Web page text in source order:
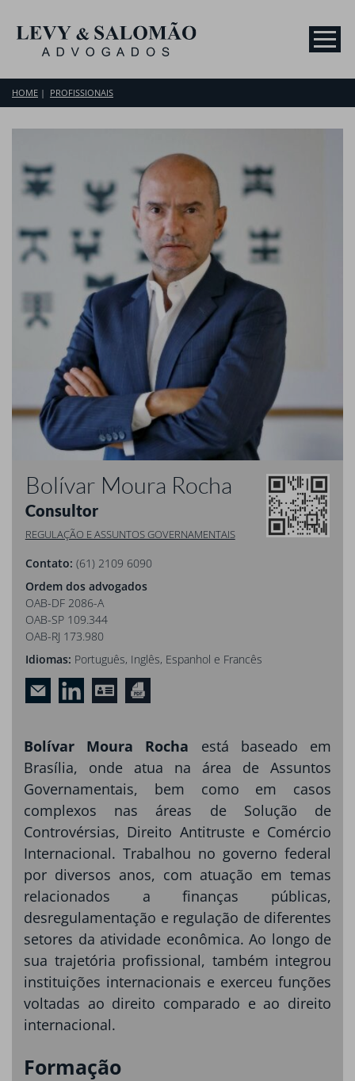
HOME PROFISSIONAIS
Bolívar Moura Rocha
Consultor
REGULAÇÃO E ASSUNTOS GOVERNAMENTAIS
Contato: (61) 2109 6090
Ordem dos advogados
OAB-DF 2086-A
OAB-SP 109.344
OAB-RJ 173.980
Idiomas: Português, Inglês, Espanhol e Francês
Bolívar Moura Rocha está baseado em
Brasília, onde atua na área de Assuntos
Governamentais, bem como em casos
complexos nas áreas de Solução de
Controvérsias, Direito Antitruste e Comércio
Internacional. Trabalhou no governo federal
por diversos anos, com atuação em temas
relacionados a finanças públicas,
desregulamentação e regulação de diferentes
setores da atividade econômica. Ao longo de
sua trajetória profissional, também integrou
instituições internacionais e exerceu funções
voltadas ao direito comparado e ao direito
internacional.
Formação